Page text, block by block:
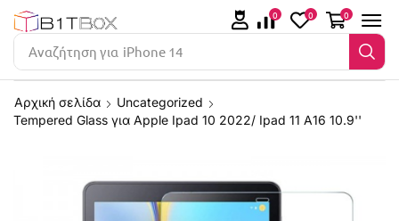
Αναζήτηση για iPhone 14
0 0 0
Αρχική σελίδα
Uncategorized
Tempered Glass για Apple Ipad 10 2022/ Ipad 11 A16 10.9''